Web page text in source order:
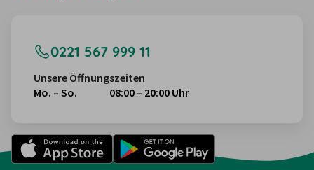
0221 567 999 11
Unsere Öffnungszeiten
Mo. – So.
08:00 – 20:00 Uhr